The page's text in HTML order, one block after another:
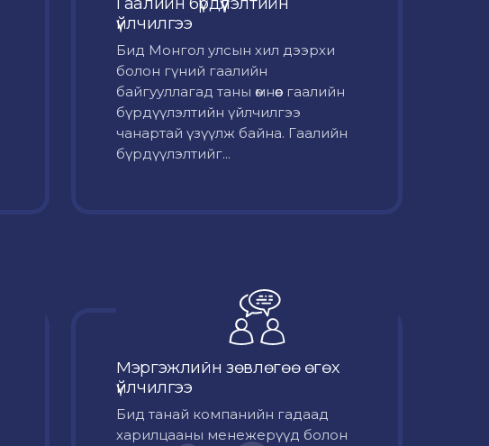
үйлчилгээ
Бид Монгол улсын хил дээрхи
болон гүний гаалийн
байгууллагад таны өмнөөс гаалийн
бүрдүүлэлтийн үйлчилгээ
чанартай үзүүлж байна. Гаалийн
бүрдүүлэлтийг...
Мэргэжлийн зөвлөгөө өгөх
үйлчилгээ
Бид танай компанийн гадаад
харилцааны менежерүүд болон